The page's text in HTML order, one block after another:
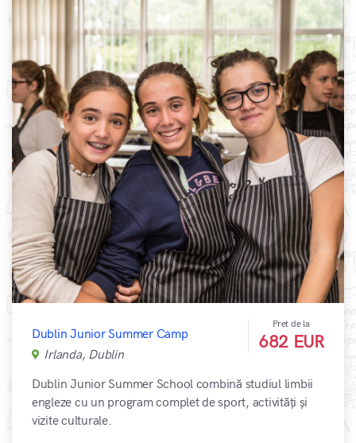
Dublin Junior Summer Camp
Irlanda, Dublin
Pret de la
682 EUR
Dublin Junior Summer School combină studiul limbii
engleze cu un program complet de sport, activități și
vizite culturale.